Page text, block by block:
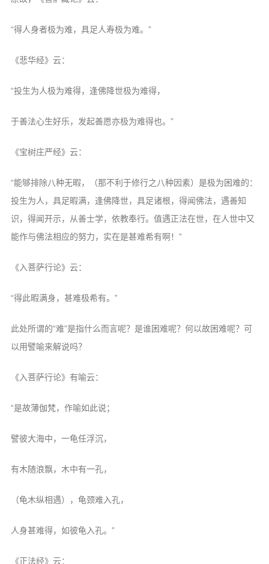
“得人身者极为难，具足人寿极为难。”
《悲华经》云：
“投生为人极为难得，逢佛降世极为难得，
于善法心生好乐，发起善愿亦极为难得也。”
《宝树庄严经》云：
“能够排除八种无暇，（那不利于修行之八种因素）是极为困难的：
投生为人，具足暇满，逢佛降世，具足诸根，得闻佛法，遇善知
识，得闻开示，从善士学，依教奉行。值遇正法在世，在人世中又
能作与佛法相应的努力，实在是甚难希有啊！”
《入菩萨行论》云：
“得此暇满身，甚难极希有。”
此处所谓的“难”是指什么而言呢？是谁困难呢？何以故困难呢？可
以用譬喻来解说吗？
《入菩萨行论》有喻云：
“是故薄伽梵，作喻如此说；
譬彼大海中，一龟任浮沉，
有木随浪飘，木中有一孔，
（龟木纵相遇），龟颈难入孔，
人身甚难得，如彼龟入孔。”
《正法经》云：